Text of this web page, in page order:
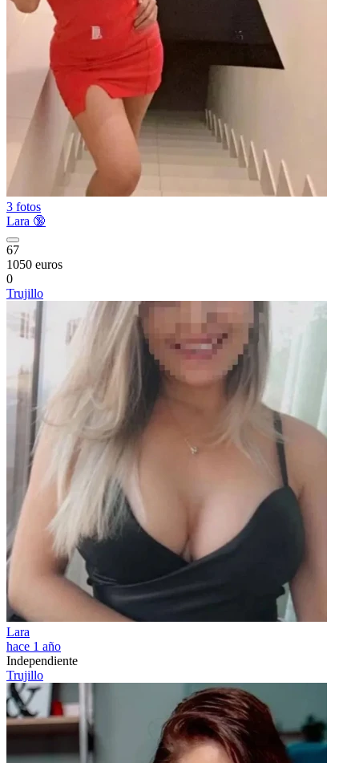
3 fotos
Lara 🔞
67
1050 euros
0
Trujillo
Lara
hace 1 año
Independiente
Trujillo